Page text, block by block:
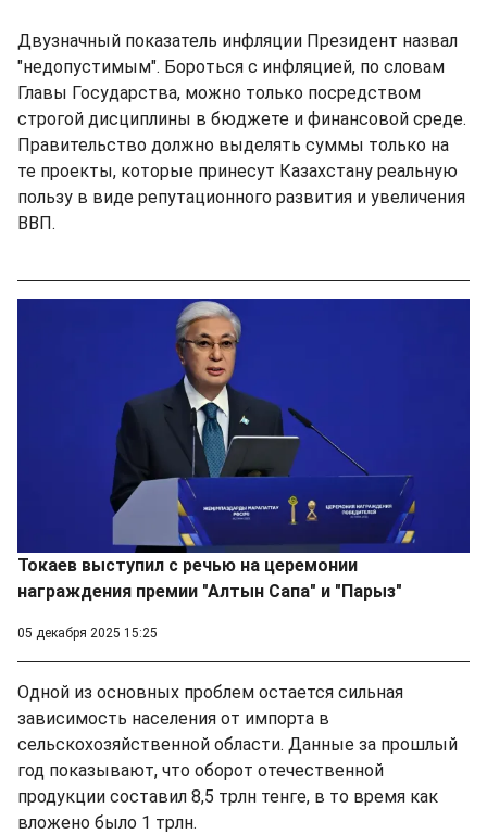
Двузначный показатель инфляции Президент назвал
"недопустимым". Бороться с инфляцией, по словам
Главы Государства, можно только посредством
строгой дисциплины в бюджете и финансовой среде.
Правительство должно выделять суммы только на
те проекты, которые принесут Казахстану реальную
пользу в виде репутационного развития и увеличения
ВВП.
Токаев выступил с речью на церемонии
награждения премии "Алтын Сапа" и "Парыз"
05 декабря 2025 15:25
Одной из основных проблем остается сильная
зависимость населения от импорта в
сельскохозяйственной области. Данные за прошлый
год показывают, что оборот отечественной
продукции составил 8,5 трлн тенге, в то время как
вложено было 1 трлн.